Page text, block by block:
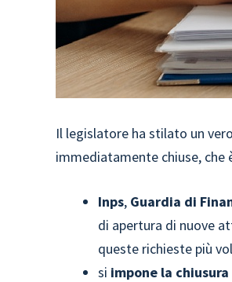
Il legislatore ha stilato un
immediatamente chiuse, che
Inps, Guardia di
di apertura di nuove
queste richieste più
si impone la